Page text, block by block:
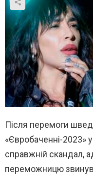
Після перемоги
«Євробаченні-2023»
справжній скандал,
переможницю